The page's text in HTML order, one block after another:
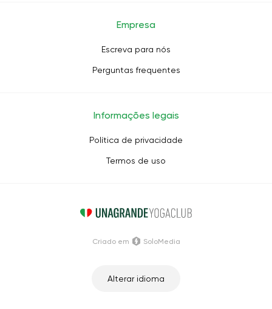
Empresa
Escreva para nós
Perguntas frequentes
Informações legais
Política de privacidade
Termos de uso
Alterar idioma
Criado em SoloMedia